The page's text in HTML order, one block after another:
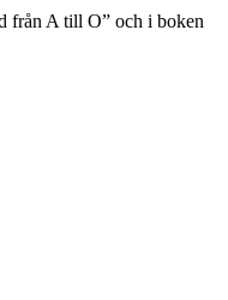
från A till O” och i boken